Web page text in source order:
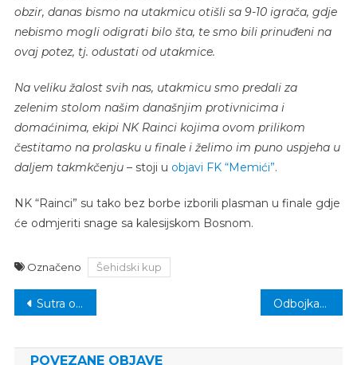
obzir, danas bismo na utakmicu otišli sa 9-10 igrača, gdje
nebismo mogli odigrati bilo šta, te smo bili prinuđeni na
ovaj potez, tj. odustati od utakmice.
Na veliku žalost svih nas, utakmicu smo predali za
zelenim stolom našim današnjim protivnicima i
domaćinima, ekipi NK Rainci kojima ovom prilikom
čestitamo na prolasku u finale i želimo im puno uspjeha u
daljem takmkčenju– stoji u objavi FK “Memići”.
NK “Rainci” su tako bez borbe izborili plasman u finale gdje
će odmjeriti snage sa kalesijskom Bosnom.
Označeno Šehidski kup
Navigacija
Sutra od 06:00 sati zabranjeno saobraćanje vozila u centru Kalesije Odbojkašice gostuju u Živinicama, odbojkaši u Modriči
POVEZANE OBJAVE